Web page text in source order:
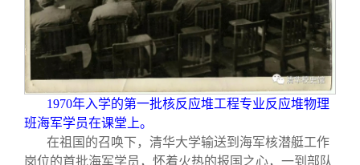
1970年入学的第一批核反应堆工程专业反应堆物理
班海军学员在课堂上。
在祖国的召唤下，清华大学输送到海军核潜艇工作
岗位的首批海军学员，怀着火热的报国之心，一到部队